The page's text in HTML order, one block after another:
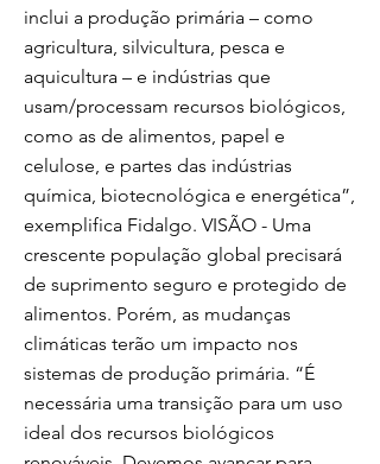
inclui a produção primária – como
agricultura, silvicultura, pesca e
aquicultura – e indústrias que
usam/processam recursos biológicos,
como as de alimentos, papel e
celulose, e partes das indústrias
química, biotecnológica e energética”,
exemplifica Fidalgo. VISÃO - Uma
crescente população global precisará
de suprimento seguro e protegido de
alimentos. Porém, as mudanças
climáticas terão um impacto nos
sistemas de produção primária. “É
necessária uma transição para um uso
ideal dos recursos biológicos